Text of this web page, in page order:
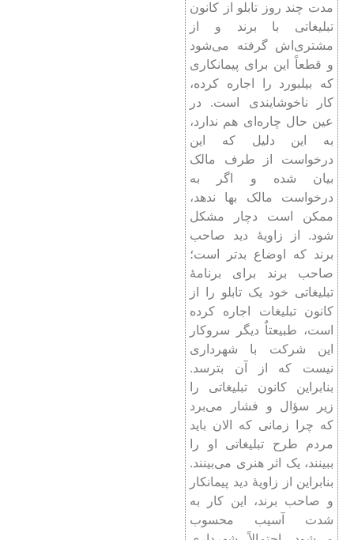
مدت چند روز تابلو از کانون
تبلیغاتی با برند و از
مشتری‌اش گرفته می‌شود
و قطعاً این برای پیمانکاری
که بیلبورد را اجاره کرده،
کار ناخوشایندی است. در
عین حال چاره‌ای هم ندارد،
به این دلیل که این
درخواست از طرف مالک
بیان شده و اگر به
درخواست مالک بها ندهد،
ممکن است دچار مشکل
شود. از زاویۀ دید صاحب
برند که اوضاع بدتر است؛
صاحب برند برای برنامۀ
تبلیغاتی خود یک تابلو را از
کانون تبلیغات اجاره کرده
است، طبیعتاٌ دیگر سروکار
این شرکت با شهرداری
نیست که از آن بترسد.
بنابراین کانون تبلیغاتی را
زیر سؤال و فشار می‌برد
که چرا زمانی که الان باید
مردم طرح تبلیغاتی او را
ببینند، یک اثر هنری می‌بینند.
بنابراین از زاویۀ دید پیمانکار
و صاحب برند، این کار به
شدت‌ آسیب محسوب